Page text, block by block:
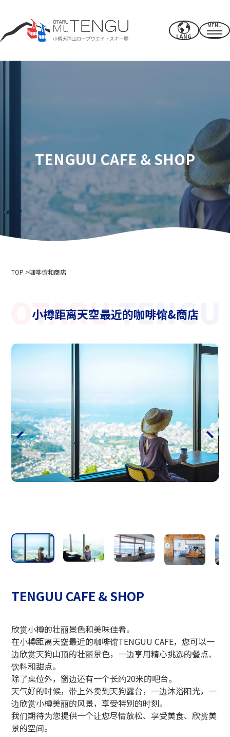
LANG
MENU
CAFE & SHOP
其他的
电源点/设施
附近推荐景点
如何度过你的时间
使用权
公司简介
滑雪场使用条款和条件
相关链接
小樽观光协会
北海道空中缆车协会
天狗山滑雪学校
小樽滑雪联盟
小樽天狗山滑雪学校
小樽玻璃工作室
TENGUU CAFE & SHOP
TOP 咖啡馆和商店
小樽距离天空最近的咖啡馆&商店
TENGUU CAFE & SHOP
欣赏小樽的壮丽景色和美味佳肴。
在小樽距离天空最近的咖啡馆TENGUU CAFE，您可以一
边欣赏天狗山顶的壮丽景色，一边享用精心挑选的餐点、
饮料和甜点。
除了桌位外，窗边还有一个长约20米的吧台。
天气好的时候，带上外卖到天狗露台，一边沐浴阳光，一
边欣赏小樽美丽的风景，享受特别的时刻。
我们期待为您提供一个让您尽情放松、享受美食、欣赏美
景的空间。